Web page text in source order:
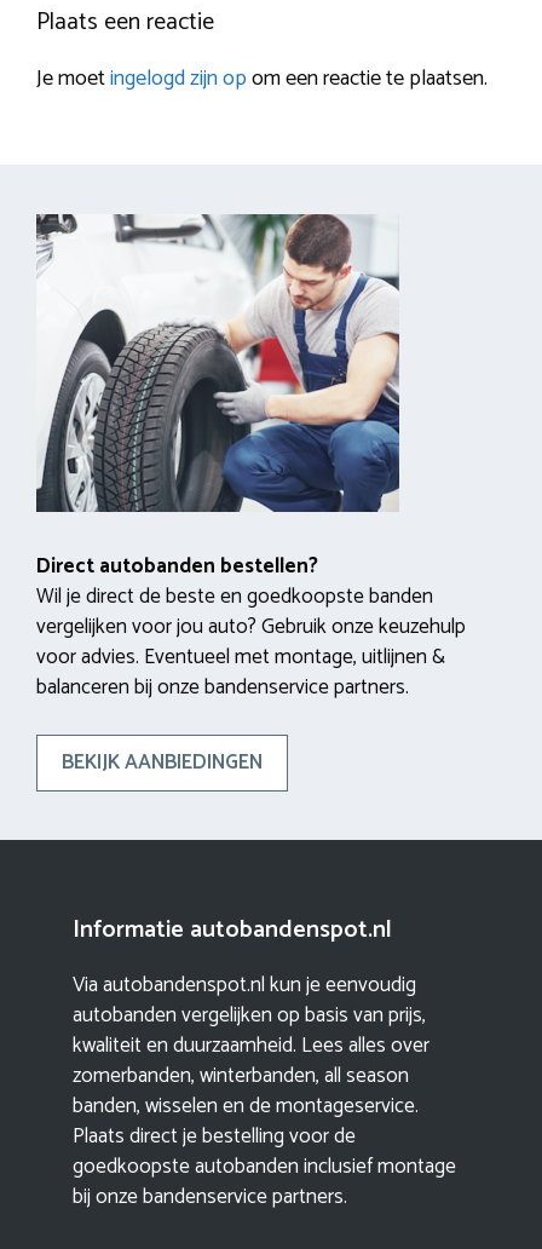
Plaats een reactie
Je moetingelogd zijn opom een reactie te plaatsen.
Direct autobanden bestellen?
Wil je direct de beste en goedkoopste banden
vergelijken voor jou auto? Gebruik onze keuzehulp
voor advies. Eventueel met montage, uitlijnen &
balanceren bij onze bandenservice partners.
BEKIJK AANBIEDINGEN
Informatie autobandenspot.nl
Via autobandenspot.nl kun je eenvoudig
autobanden vergelijken op basis van prijs,
kwaliteit en duurzaamheid. Lees alles over
zomerbanden, winterbanden, all season
banden, wisselen en de montageservice.
Plaats direct je bestelling voor de
goedkoopste autobanden inclusief montage
bij onze bandenservice partners.